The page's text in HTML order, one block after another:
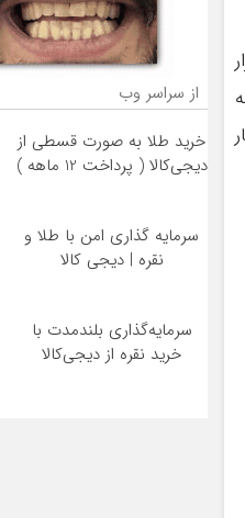
از سراسر وب
خرید طلا به صورت قسطی از
دیجی‌کالا ( پرداخت 12 ماهه )
سرمایه گذاری امن با طلا و
نقره | دیجی کالا
سرمایه‌گذاری بلندمدت با
خرید نقره از دیجی‌کالا